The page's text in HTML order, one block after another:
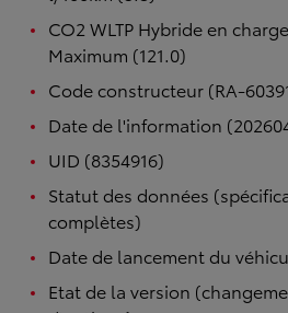
CO2 WLTP Hybride en
Maximum (121.0)
Code constructeur (RA-
Date de l'information
UID (8354916)
Statut des données
complètes)
Date de lancement du
Etat de la version